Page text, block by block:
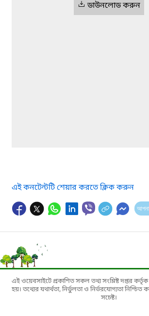
ডাউনলোড করুন
এই কনটেন্টটি শেয়ার করতে ক্লিক করুন
এই ওয়েবসাইটে প্রকাশিত সকল তথ্য সংশ্লিষ্ট দপ্তর
হয়। তথ্যের যথার্থতা, নির্ভুলতা ও নির্ভরযোগ্যতা নিশ্চিত
সচেষ্ট।